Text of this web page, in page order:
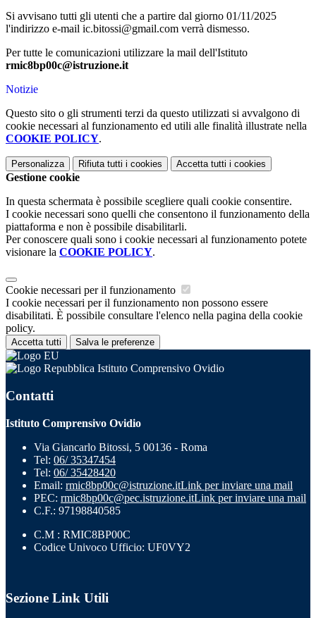
Si avvisano tutti gli utenti che a partire dal giorno 01/11/2025
l'indirizzo e-mail ic.bitossi@gmail.com verrà dismesso.
Per tutte le comunicazioni utilizzare la mail dell'Istituto
rmic8bp00c@istruzione.it
Notizie
Questo sito o gli strumenti terzi da questo utilizzati si avvalgono di
cookie necessari al funzionamento ed utili alle finalità illustrate nella
COOKIE POLICY.
Personalizza Rifiuta tutti i cookies Accetta tutti i cookies
Gestione cookie
In questa schermata è possibile scegliere quali cookie consentire.
I cookie necessari sono quelli che consentono il funzionamento della
piattaforma e non è possibile disabilitarli.
Per conoscere quali sono i cookie necessari al funzionamento potete
visionare la COOKIE POLICY.
Cookie necessari per il funzionamento
I cookie necessari per il funzionamento non possono essere
disabilitati. È possibile consultare l'elenco nella pagina della cookie
policy.
Accetta tutti Salva le preferenze
Istituto Comprensivo Ovidio
Contatti
Istituto Comprensivo Ovidio
Via Giancarlo Bitossi, 5 00136 - Roma
Tel: 06/ 35347454
Tel: 06/ 35428420
Email: rmic8bp00c@istruzione.itLink per inviare una mail
PEC: rmic8bp00c@pec.istruzione.itLink per inviare una mail
C.F.: 97198840585
C.M : RMIC8BP00C
Codice Univoco Ufficio: UF0VY2
Sezione Link Utili